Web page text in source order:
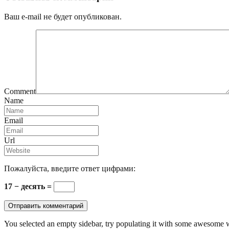
Ваш e-mail не будет опубликован.
Comment
Name
Email
Url
Пожалуйста, введите ответ цифрами:
17 − десять =
You selected an empty sidebar, try populating it with some awesome